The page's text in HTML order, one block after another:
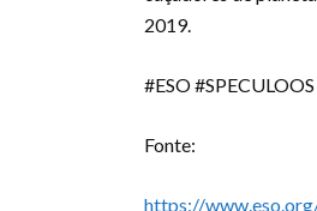
2019.
#ESO
Fonte:
https://